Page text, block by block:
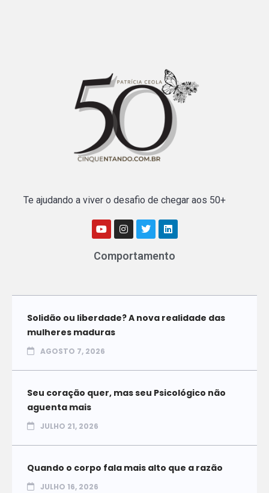
Te ajudando a viver o desafio de chegar aos 50+
Comportamento
Solidão ou liberdade? A nova realidade das
mulheres maduras
AGOSTO 7, 2026
Seu coração quer, mas seu Psicológico não
aguenta mais
JULHO 21, 2026
Quando o corpo fala mais alto que a razão
JULHO 16, 2026